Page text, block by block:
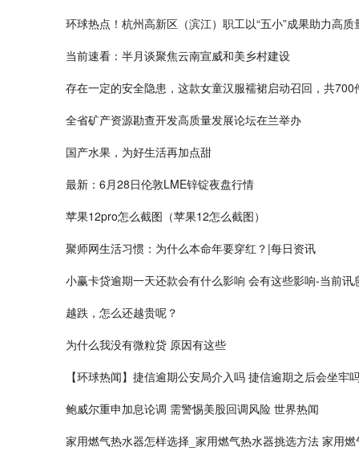
环球热点！杭州高新区（滨江）职工以“五小”成果助力高质
当前速看：半月谈聚焦云南宣威和美乡村建设
存在一定的安全隐患，这款女童汉服襦裙启动召回，共700
全省矿产资源勘查开发高质量发展论坛在兰举办
国产水果，为好生活再加点甜
最新：6月28日伦敦LME锌锭夜盘行情
苹果12pro怎么截图（苹果12怎么截图）
聚师网生活习惯：为什么本命年要穿红？|每日资讯
小赢卡贷逾期一天还款会有什么影响 会有这些影响-当前讯
越跌，怎么还越贵呢？
为什么我没有微粒贷 原因有这些
【环球热闻】捷信逾期公安局介入吗 捷信逾期之后会坐牢
鲍威尔重申加息论调 需警惕美股回调风险 世界热闻
家用燃气热水器怎样选择_家用燃气热水器挑选方法 家用